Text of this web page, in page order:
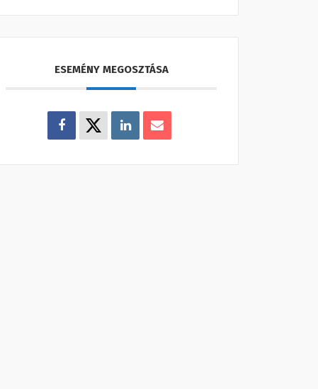
ESEMÉNY MEGOSZTÁSA